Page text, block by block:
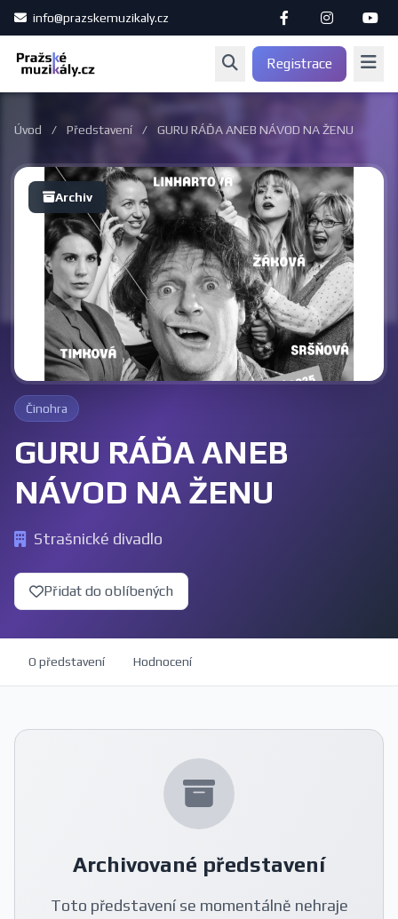
info@prazskemuzikaly.cz
Registrace
Úvod / Představení / GURU RÁĎA ANEB NÁVOD NA ŽENU
Archiv
Činohra
GURU RÁĎA ANEB
NÁVOD NA ŽENU
Strašnické divadlo
Přidat do oblíbených
O představení Hodnocení
Archivované představení
Toto představení se momentálně nehraje